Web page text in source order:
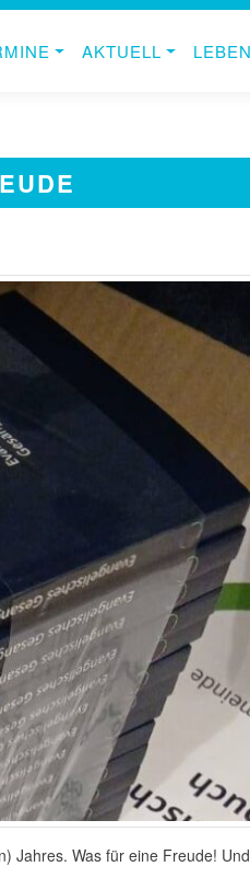
AKTUELL
Jahres. Was für eine Freude!